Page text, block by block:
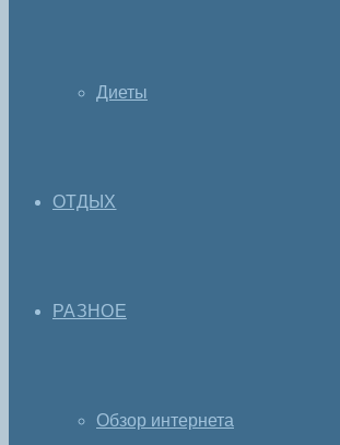
Диеты
ОТДЫХ
РАЗНОЕ
Обзор интернета